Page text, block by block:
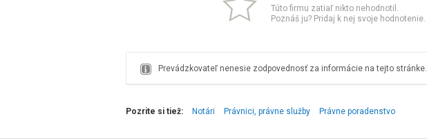
Túto firmu zatiaľ nikto nehodnotil.
Poznáš ju? Pridaj k nej svoje hodnotenie.
Prevádzkovateľ nenesie zodpovednosť za informácie na tejto stránke.
Pozrite si tiež: Notári Právnici, právne služby Právne poradenstvo